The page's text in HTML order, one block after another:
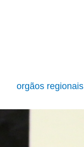
orgãos regionais